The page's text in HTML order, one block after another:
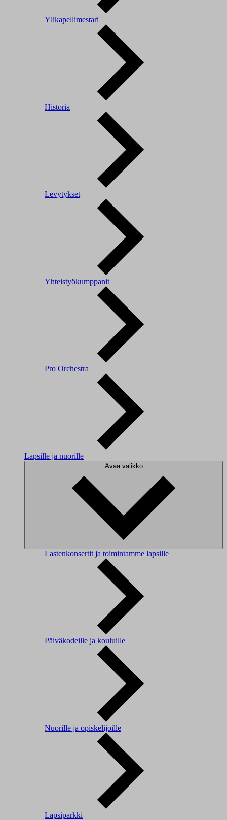
Ylikapellimestari
Historia
Levytykset
Yhteistyökumppanit
Pro Orchestra
Lapsille ja nuorille
Avaa valikko
Lastenkonsertit ja toimintamme lapsille
Päiväkodeille ja kouluille
Nuorille ja opiskelijoille
Lapsiparkki